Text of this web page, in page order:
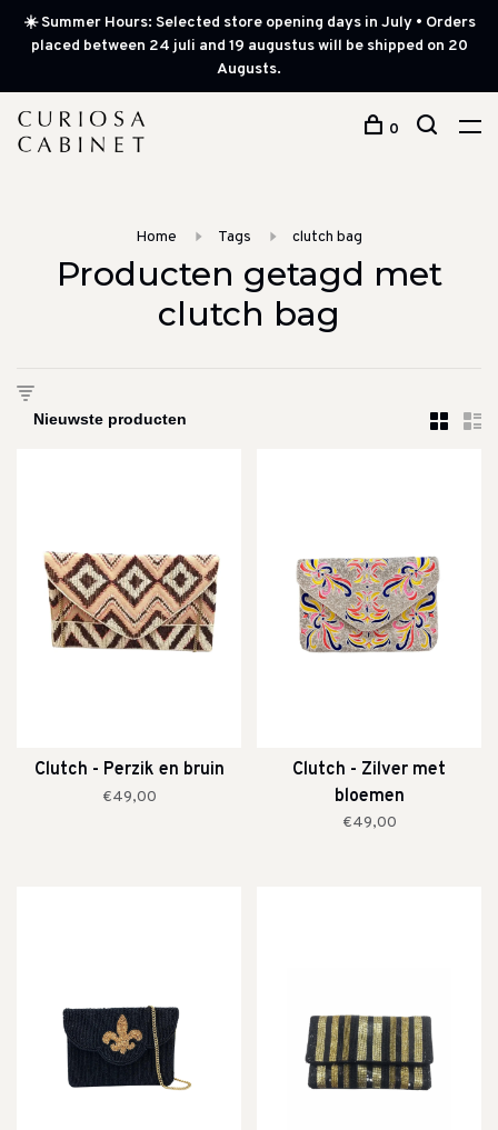
☀️ Summer Hours: Selected store opening days in July • Orders
placed between 24 juli and 19 augustus will be shipped on 20
Augusts.
0
Home Tags clutch bag
Producten getagd met
clutch bag
Clutch - Perzik en bruin
€49,00
Clutch - Zilver met
bloemen
€49,00